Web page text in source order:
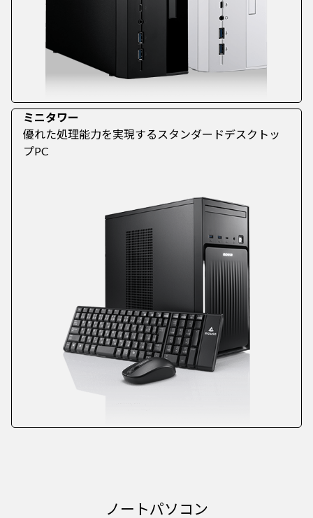
ミニタワー
優れた処理能力を実現するスタンダードデスクトッ
プPC
ノートパソコン